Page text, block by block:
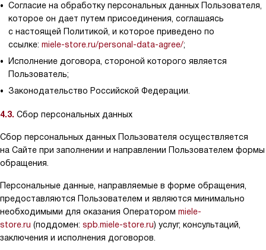
Согласие на обработку персональных данных Пользователя,
которое он дает путем присоединения, соглашаясь
с настоящей Политикой, и которое приведено по
ссылке: miele-store.ru/personal-data-agree/;
Исполнение договора, стороной которого является
Пользователь;
Законодательство Российской Федерации.
4.3. Сбор персональных данных
Сбор персональных данных Пользователя осуществляется
на Сайте при заполнении и направлении Пользователем формы
обращения.
Персональные данные, направляемые в форме обращения,
предоставляются Пользователем и являются минимально
необходимыми для оказания Оператором miele-
store.ru (поддомен: spb.miele-store.ru) услуг, консультаций,
заключения и исполнения договоров.